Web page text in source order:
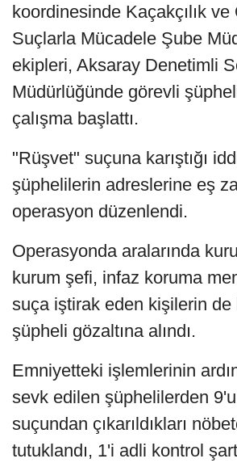
koordinesinde Kaçakçılık
Suçlarla Mücadele Şube
ekipleri, Aksaray Denetimli
Müdürlüğünde görevli
çalışma başlattı.
"Rüşvet" suçuna karıştığı
şüphelilerin adreslerine eş
operasyon düzenlendi.
Operasyonda aralarında
kurum şefi, infaz koruma
suça iştirak eden kişilerin de
şüpheli gözaltına alındı.
Emniyetteki işlemlerinin
sevk edilen şüphelilerden
suçundan çıkarıldıkları
tutuklandı, 1'i adli kontrol